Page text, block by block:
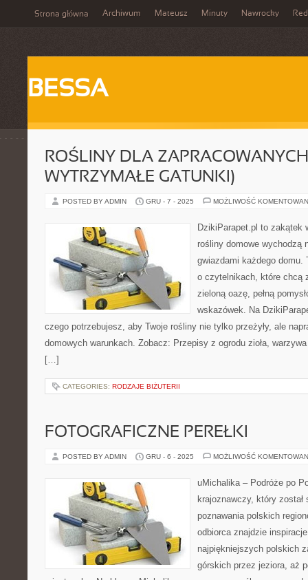
Strona główna Archiwum Mateusz Minuty Nawrocky
BESSA
ROŚLINY DLA
WYTRZYMAŁE GATUNKI)
POSTED BY ADMIN GRU - 7 - 2025 MOŻLIWOŚĆ
DzikiParapet.pl to zakątek
rośliny domowe wychodzą
gwiazdami każdego domu.
o czytelnikach, które chcą
zieloną oazę, pełną
wskazówek. Na
czego potrzebujesz, aby Twoje rośliny nie tylko przeżyły, ale
domowych warunkach. Zobacz: Przepisy z ogrodu zioła,
[…]
CATEGORIES: RODZAJE BIŻUTERII
FOTOGRAFICZNE PEREŁKI
POSTED BY ADMIN GRU - 6 - 2025 MOŻLIWOŚĆ
uMichalika – Podróże po
krajoznawczy, który
poznawania polskich
odbiorca znajdzie
najpiękniejszych polskich
górskich przez jeziora, aż